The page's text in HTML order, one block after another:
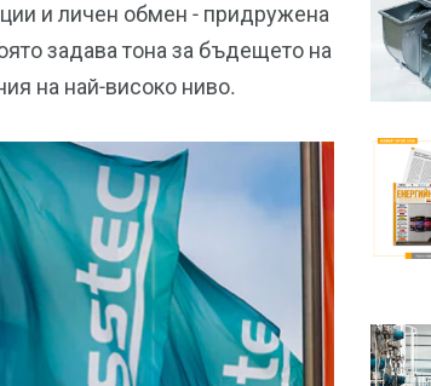
и личен обмен - придружена
задава тона за бъдещето на
на най-високо ниво.